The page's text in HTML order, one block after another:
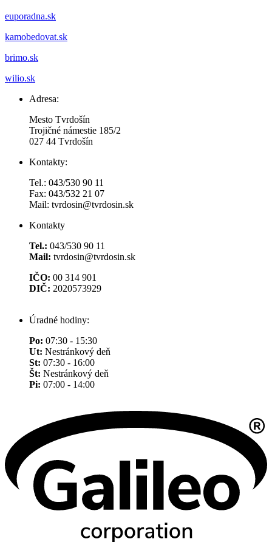
euporadna.sk
kamobedovat.sk
brimo.sk
wilio.sk
Adresa:
Mesto Tvrdošín
Trojičné námestie 185/2
027 44 Tvrdošín
Kontakty:
Tel.: 043/530 90 11
Fax: 043/532 21 07
Mail: tvrdosin@tvrdosin.sk
Kontakty
Tel.: 043/530 90 11
Mail: tvrdosin@tvrdosin.sk
IČO: 00 314 901
DIČ: 2020573929
Úradné hodiny:
Po: 07:30 - 15:30
Ut: Nestránkový deň
St: 07:30 - 16:00
Št: Nestránkový deň
Pi: 07:00 - 14:00